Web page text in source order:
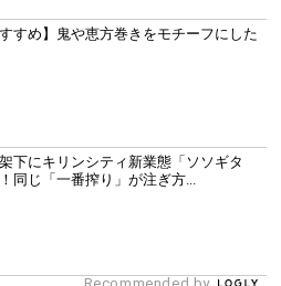
すすめ】鬼や恵方巻きをモチーフにした
下にキリンシティ新業態「ソソギタ
同じ「一番搾り」が注ぎ方...
Recommended by